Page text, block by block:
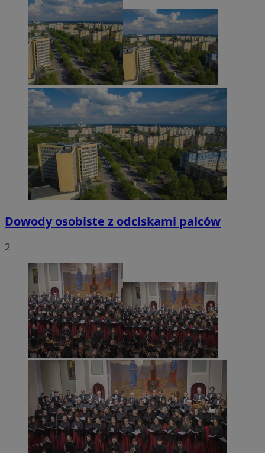
Dowody osobiste z odciskami palców
2